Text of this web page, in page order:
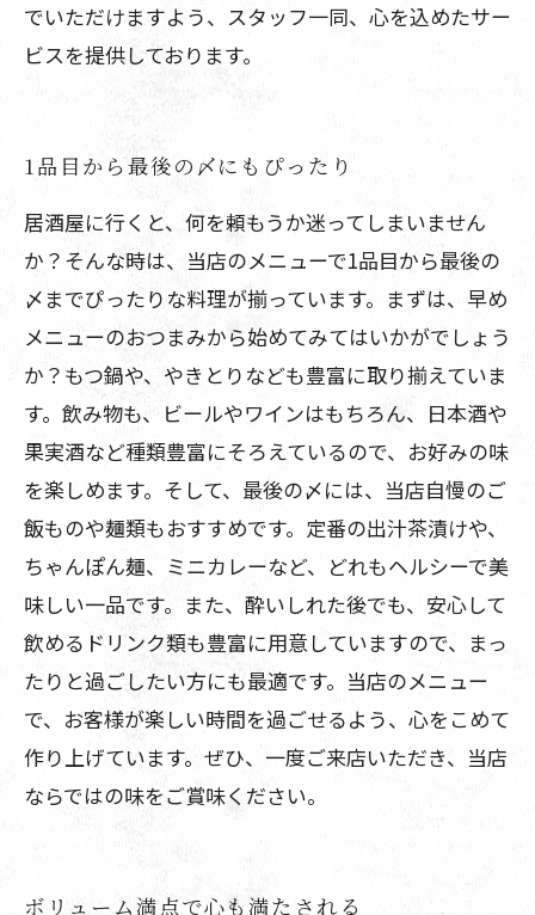
でいただけますよう、スタッフ一同、心を込めたサー
ビスを提供しております。
1品目から最後の〆にもぴったり
居酒屋に行くと、何を頼もうか迷ってしまいません
か？そんな時は、当店のメニューで1品目から最後の
〆までぴったりな料理が揃っています。まずは、早め
メニューのおつまみから始めてみてはいかがでしょう
か？もつ鍋や、やきとりなども豊富に取り揃えていま
す。飲み物も、ビールやワインはもちろん、日本酒や
果実酒など種類豊富にそろえているので、お好みの味
を楽しめます。そして、最後の〆には、当店自慢のご
飯ものや麺類もおすすめです。定番の出汁茶漬けや、
ちゃんぽん麺、ミニカレーなど、どれもヘルシーで美
味しい一品です。また、酔いしれた後でも、安心して
飲めるドリンク類も豊富に用意していますので、まっ
たりと過ごしたい方にも最適です。当店のメニュー
で、お客様が楽しい時間を過ごせるよう、心をこめて
作り上げています。ぜひ、一度ご来店いただき、当店
ならではの味をご賞味ください。
ボリューム満点で心も満たされる